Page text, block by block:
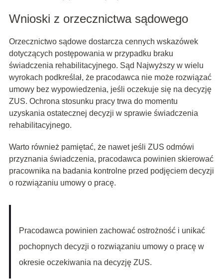
Wnioski z orzecznictwa sądowego
Orzecznictwo sądowe dostarcza cennych wskazówek
dotyczących postępowania w przypadku braku
świadczenia rehabilitacyjnego. Sąd Najwyższy w wielu
wyrokach podkreślał, że pracodawca nie może rozwiązać
umowy bez wypowiedzenia, jeśli oczekuje się na decyzję
ZUS. Ochrona stosunku pracy trwa do momentu
uzyskania ostatecznej decyzji w sprawie świadczenia
rehabilitacyjnego.
Warto również pamiętać, że nawet jeśli ZUS odmówi
przyznania świadczenia, pracodawca powinien skierować
pracownika na badania kontrolne przed podjęciem decyzji
o rozwiązaniu umowy o pracę.
Pracodawca powinien zachować ostrożność i unikać
pochopnych decyzji o rozwiązaniu umowy o pracę w
okresie oczekiwania na decyzję ZUS.